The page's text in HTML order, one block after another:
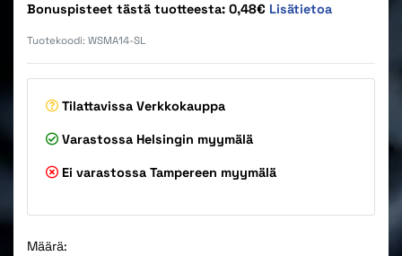
Bonuspisteet tästä tuotteesta: 0,48€ Lisätietoa
Tuotekoodi: WSMA14-SL
Tilattavissa Verkkokauppa
Varastossa Helsingin myymälä
Ei varastossa Tampereen myymälä
Määrä: